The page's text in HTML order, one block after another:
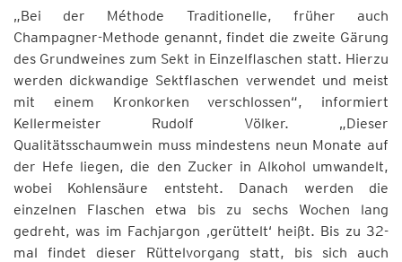
„Bei der Méthode Traditionelle, früher auch
Champagner-Methode genannt, findet die zweite Gärung
des Grundweines zum Sekt in Einzelflaschen statt. Hierzu
werden dickwandige Sektflaschen verwendet und meist
mit einem Kronkorken verschlossen“, informiert
Kellermeister Rudolf Völker. „Dieser
Qualitätsschaumwein muss mindestens neun Monate auf
der Hefe liegen, die den Zucker in Alkohol umwandelt,
wobei Kohlensäure entsteht. Danach werden die
einzelnen Flaschen etwa bis zu sechs Wochen lang
gedreht, was im Fachjargon ‚gerüttelt‘ heißt. Bis zu 32-
mal findet dieser Rüttelvorgang statt, bis sich auch